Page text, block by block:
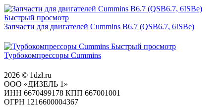
Быстрый просмотр
Запчасти для двигателей Cummins B6.7 (QSB6.7, 6ISBe)
Быстрый просмотр
Турбокомпрессоры Cummins
2026 © 1dzl.ru
ООО «ДИЗЕЛЬ 1»
ИНН 6670499178 КПП 667001001
ОГРН 1216600004367